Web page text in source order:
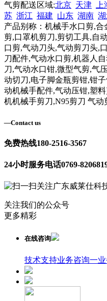
气剪配送区域:北京 天津
苏 浙江 福建 山东 湖南
产品别称：机械手水口剪,
剪,口罩机剪刀,剪切工具,自
口剪,气动刀头,气动剪刀头,
刀配件,气动水口剪,机器人
刀,气动水口钳,微型气剪,气
动切刀,电子脚金瓶剪钳,钳
动机械手配件,气动压钳,塑
机机械手剪刀,N95剪刀 气
—Contact us
免费热线180-2516-3567
24小时服务电话0769-
关注我们的公众号
更多精彩
在线咨询
技术支持业务咨询一